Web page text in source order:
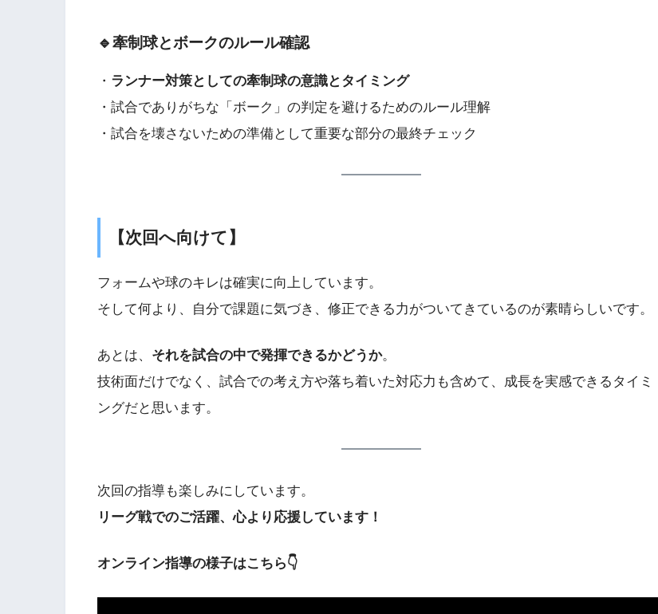
🔹牽制球とボークのルール確認
・ ランナー対策としての牽制球の意識とタイミング
・試合でありがちな「ボーク」の判定を避けるためのルール理解
・試合を壊さないための準備として重要な部分の最終チェック
【次回へ向けて】
フォームや球のキレは確実に向上しています。
そして何より、自分で課題に気づき、修正できる力がついてきているのが素晴らしいです。
あとは、 それを試合の中で発揮できるかどうか。
技術面だけでなく、試合での考え方や落ち着いた対応力も含めて、成長を実感できるタイミ
ングだと思います。
次回の指導も楽しみにしています。
リーグ戦でのご活躍、心より応援しています！
オンライン指導の様子はこちら👇